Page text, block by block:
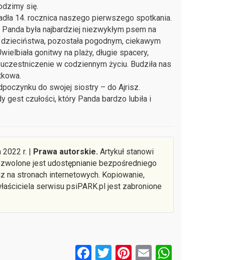
się.
14. rocznica naszego pierwszego spotkania.
była najbardziej niezwykłym psem na
pozostała pogodnym, ciekawym
gonitwy na plaży, długie spacery,
w codziennym życiu. Budziła nas
do swojej siostry – do Ajrisz.
czułości, który Panda bardzo lubiła i
2022 r. | Prawa autorskie. Artykuł stanowi
jest udostępnianie bezpośredniego
na stronach internetowych. Kopiowanie,
serwisu psiPARK.pl jest zabronione
F T Pi E